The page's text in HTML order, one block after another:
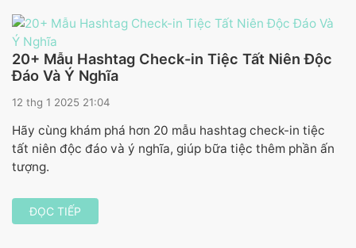
20+ Mẫu Hashtag Check-in Tiệc Tất Niên Độc
Đáo Và Ý Nghĩa
12 thg 1 2025 21:04
Hãy cùng khám phá hơn 20 mẫu hashtag check-in tiệc
tất niên độc đáo và ý nghĩa, giúp bữa tiệc thêm phần ấn
tượng.
ĐỌC TIẾP